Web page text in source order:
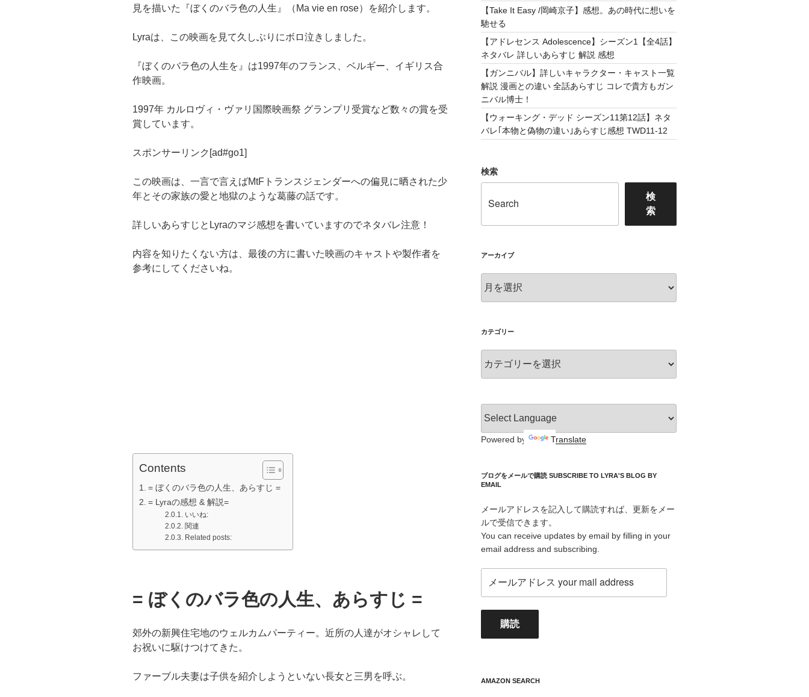
見を描いた『ぼくのバラ色の人生』（Ma vie en rose）を紹介します。
Lyraは、この映画を見て久しぶりにボロ泣きしました。
『ぼくのバラ色の人生を』は1997年のフランス、ベルギー、イギリス合
作映画。
1997年 カルロヴィ・ヴァリ国際映画祭 グランプリ受賞など数々の賞を受
賞しています。
スポンサーリンク[ad#go1]
この映画は、一言で言えばMtFトランスジェンダーへの偏見に晒された少
年とその家族の愛と地獄のような葛藤の話です。
詳しいあらすじとLyraのマジ感想を書いていますのでネタバレ注意！
内容を知りたくない方は、最後の方に書いた映画のキャストや製作者を
参考にしてくださいね。
Contents
= ぼくのバラ色の人生、あらすじ =
= Lyraの感想 & 解説=
いいね:
関連
Related posts:
= ぼくのバラ色の人生、あらすじ =
郊外の新興住宅地のウェルカムパーティー。近所の人達がオシャレして
お祝いに駆けつけてきた。
ファーブル夫妻は子供を紹介しようといない長女と三男を呼ぶ。
【Take It Easy /岡崎京子】感想。あの時代に想いを
馳せる
【アドレセンス Adolescence】シーズン1【全4話】
ネタバレ 詳しいあらすじ 解説 感想
【ガンニバル】詳しいキャラクター・キャスト一覧
解説 漫画との違い 全話あらすじ コレで貴方もガン
ニバル博士！
【ウォーキング・デッド シーズン11第12話】ネタ
バレ｢本物と偽物の違い｣あらすじ感想 TWD11-12
検索
検
索
アーカイブ
ー
ブ
カテゴリー
テ
Powered by Translate
ブログをメールで購読 SUBSCRIBE TO LYRA'S BLOG BY
EMAIL
メールアドレスを記入して購読すれば、更新をメー
ルで受信できます。
You can receive updates by email by filling in your
email address and subscribing.
ア
レ
mail
購読
AMAZON SEARCH